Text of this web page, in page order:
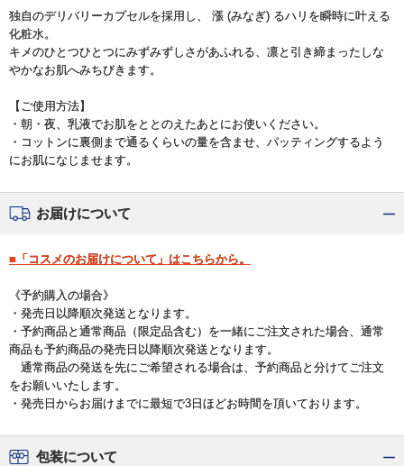
独自のデリバリーカプセルを採用し、 漲 (みなぎ) るハリを瞬時に叶える
化粧水。
キメのひとつひとつにみずみずしさがあふれる、凛と引き締まったしな
やかなお肌へみちびきます。
【ご使用方法】
・朝・夜、乳液でお肌をととのえたあとにお使いください。
・コットンに裏側まで通るくらいの量を含ませ、パッティングするよう
にお肌になじませます。
お届けについて
■「コスメのお届けについて」はこちらから。
《予約購入の場合》
・発売日以降順次発送となります。
・予約商品と通常商品（限定品含む）を一緒にご注文された場合、通常
商品も予約商品の発売日以降順次発送となります。
通常商品の発送を先にご希望される場合は、予約商品と分けてご注文
をお願いいたします。
・発売日からお届けまでに最短で3日ほどお時間を頂いております。
包装について